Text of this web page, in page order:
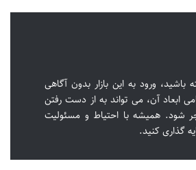
باشید، ورود به این بازار بدون آگاهی
ابعاد آن، می تواند به از دست رفتن
شود. همیشه با احتیاط و مسئولیت
گذاری کنید.